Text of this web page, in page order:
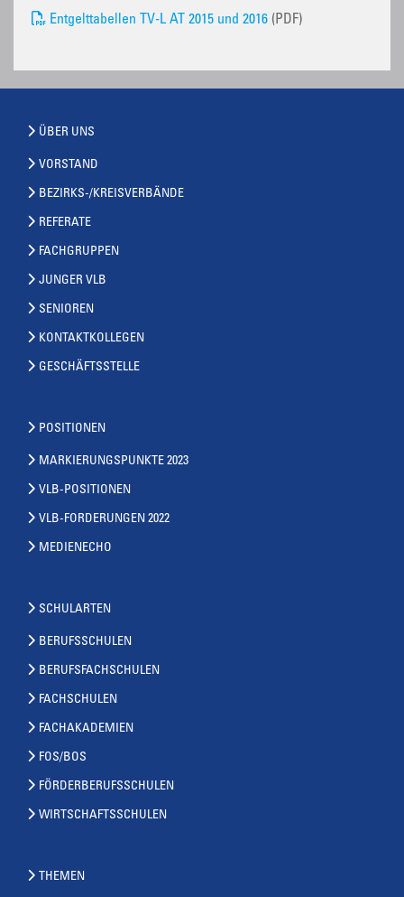
Entgelttabellen TV-L AT 2015 und 2016 (PDF)
ÜBER UNS
VORSTAND
BEZIRKS-/KREISVERBÄNDE
REFERATE
FACHGRUPPEN
JUNGER VLB
SENIOREN
KONTAKTKOLLEGEN
GESCHÄFTSSTELLE
POSITIONEN
MARKIERUNGSPUNKTE 2023
VLB-POSITIONEN
VLB-FORDERUNGEN 2022
MEDIENECHO
SCHULARTEN
BERUFSSCHULEN
BERUFSFACHSCHULEN
FACHSCHULEN
FACHAKADEMIEN
FOS/BOS
FÖRDERBERUFSSCHULEN
WIRTSCHAFTSSCHULEN
THEMEN